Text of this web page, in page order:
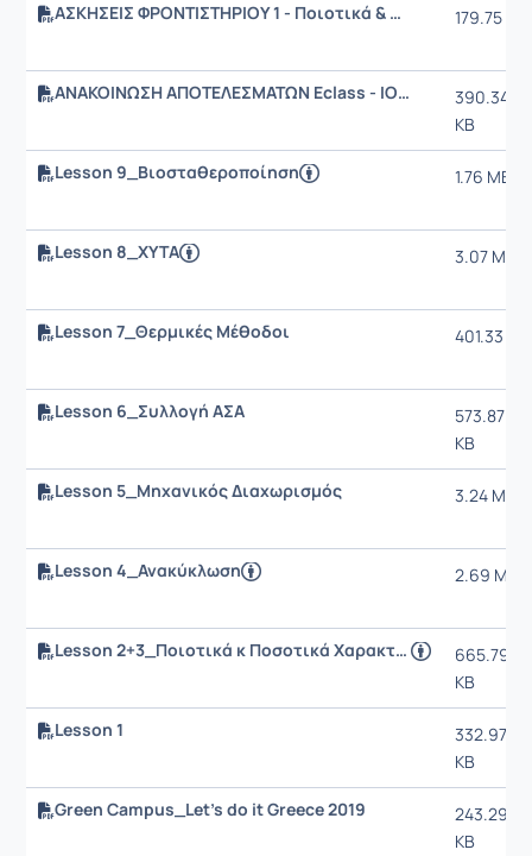
ΑΣΚΗΣΕΙΣ ΦΡΟΝΤΙΣΤΗΡΙΟΥ 1 - Ποιοτικά & Ποσοτικά Χαρακτηριστικά + ΛΥΣΕΙΣ 179.75 KB
ΑΝΑΚΟΙΝΩΣΗ ΑΠΟΤΕΛΕΣΜΑΤΩΝ Eclass - IOYNIOΣ 2026.pdf
390.34
KB
Lesson 9_Βιοσταθεροποίηση 1.76 MB
Lesson 8_XYTA 3.07 MB
Lesson 7_Θερμικές Μέθοδοι 401.33 KB
Lesson 6_Συλλογή ΑΣΑ
573.87
KB
Lesson 5_Μηχανικός Διαχωρισμός 3.24 MB
Lesson 4_Ανακύκλωση 2.69 MB
Lesson 2+3_Ποιοτικά κ Ποσοτικά Χαρακτηριστικά
665.79
KB
Lesson 1
332.97
KB
Green Campus_Let's do it Greece 2019
243.29
KB